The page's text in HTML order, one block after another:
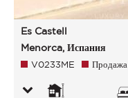
Es Castell
Menorca, Испания
V0233ME Продажа